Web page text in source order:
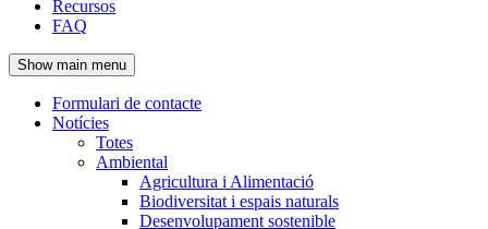
principal
de
l'encapçalament
Recursos
FAQ
Show main menu
Navegació
principal
Formulari de contacte
Notícies
Totes
Ambiental
Agricultura i Alimentació
Biodiversitat i espais naturals
Desenvolupament sostenible